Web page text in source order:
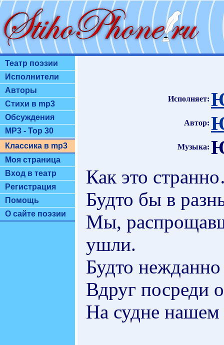
Театр поэзии
Исполнители
Авторы
Стихи в mp3
Обсуждения
MP3 - Top 30
Классика в mp3
Моя страница
Вход в театр
Регистрация
Помощь
О сайте поэзии
Исполняет:
Автор:
Музыка:
Как это
Будто бы в
Мы,
ушли.
Будто нежданно
Вдруг посреди
На судне нашем